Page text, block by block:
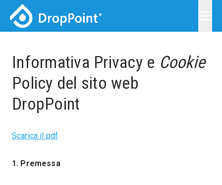
Chi siamo
SERVIZI
I nostri servizi
Servizi di pagamento
Biglietteria
VERIFICA PAGAMENTI
Informativa Privacy e Cookie
Policy del sito web
DropPoint
Scarica il pdf
1. Premessa